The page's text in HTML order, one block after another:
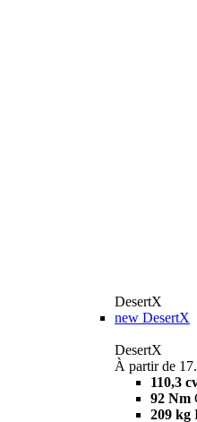
DesertX
new DesertX
DesertX
À partir de
110,3
92 Nm
209 kg